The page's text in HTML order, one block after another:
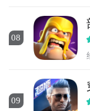
08
09